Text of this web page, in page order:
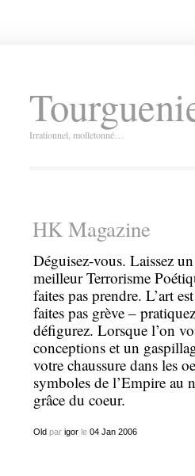
Irrationnel, molletonné…
HK Magazine
Déguisez-vous. Laissez
meilleur Terrorisme
faites pas prendre. L’art
faites pas grève –
défigurez. Lorsque l’on
conceptions et un
votre chaussure dans les
symboles de l’Empire au
grâce du coeur.
Oldpar igorle 04 Jan 2006